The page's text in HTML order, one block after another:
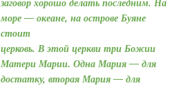
заговор хорошо делать последним. На
море — океане, на острове Буяне
стоит
церковь. В этой церкви три Божии
Матери Марии. Одна Мария — для
достатку, вторая Мария — для